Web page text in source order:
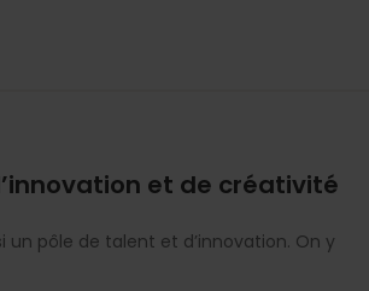
et de créativité
un pôle de talent et d’innovation. On y